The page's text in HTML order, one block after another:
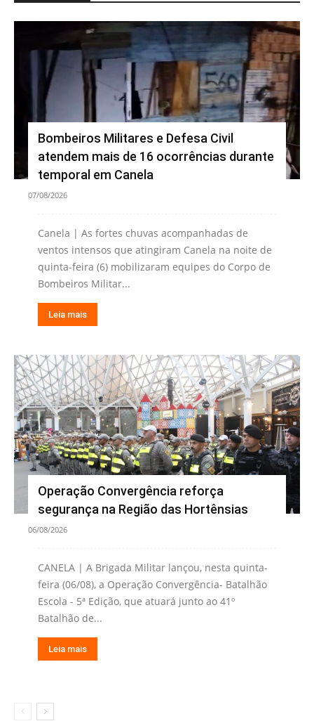
Bombeiros Militares e Defesa Civil
atendem mais de 16 ocorrências durante
temporal em Canela
07/08/2026
Canela | As fortes chuvas acompanhadas de
ventos intensos que atingiram Canela na noite de
quinta-feira (6) mobilizaram equipes do Corpo de
Bombeiros Militar...
Leia mais
Operação Convergência reforça
segurança na Região das Hortênsias
06/08/2026
CANELA | A Brigada Militar lançou, nesta quinta-
feira (06/08), a Operação Convergência- Batalhão
Escola - 5ª Edição, que atuará junto ao 41º
Batalhão de...
Leia mais